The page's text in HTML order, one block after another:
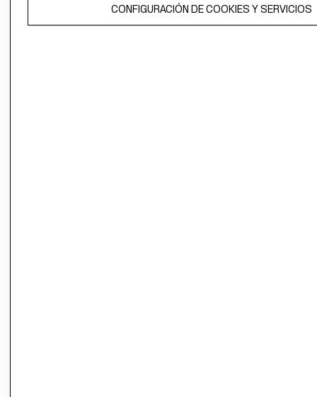
CONFIGURACIÓN DE COOKIES Y SERVICIOS